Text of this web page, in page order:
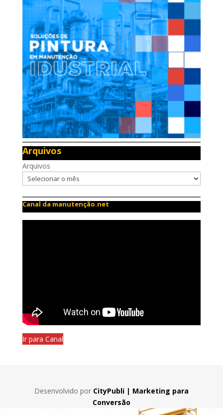
Arquivos
Arquivos
Canal da manutenção.net
Ir para Canal
Desenvolvido por CityPubli | Marketing para
Conversão